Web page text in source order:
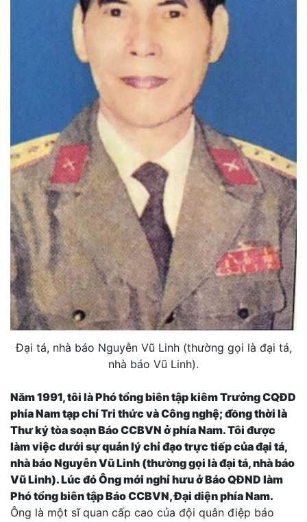
Đại tá, nhà báo Nguyễn Vũ Linh (thường gọi là đại tá,
nhà báo Vũ Linh).
Năm 1991, tôi là Phó tổng biên tập kiêm Trưởng CQĐD
phía Nam tạp chí Tri thức và Công nghệ; đồng thời là
Thư ký tòa soạn Báo CCBVN ở phía Nam. Tôi được
làm việc dưới sự quản lý chỉ đạo trực tiếp của đại tá,
nhà báo Nguyễn Vũ Linh (thường gọi là đại tá, nhà báo
Vũ Linh). Lúc đó Ông mới nghỉ hưu ở Báo QĐND làm
Phó tổng biên tập Báo CCBVN, Đại diện phía Nam.
Ông là một sĩ quan cấp cao của đội quân điệp báo